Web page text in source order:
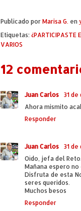
Publicado por Marisa G. en
Etiquetas: ¿PARTICIPASTE
VARIOS
12
Juan Carlos
31 de
Ahora mismito
Responder
Juan Carlos
31 de
Oído, jefa del Reto.
Mañana espero
Disfruta de esta
seres queridos.
Muchos besos
Responder